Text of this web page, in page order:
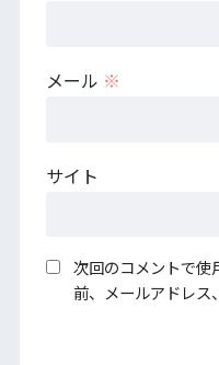
メール ※
サイト
次回のコメントで使
前、メールアドレス